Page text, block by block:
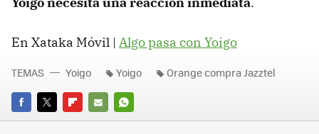
En Xataka Móvil | Algo pasa con Yoigo
FACEBOOK
TWITTERFLIPBOARD
E-
WHATSAPP
TEMAS Yoigo Yoigo Orange compra Jazztel